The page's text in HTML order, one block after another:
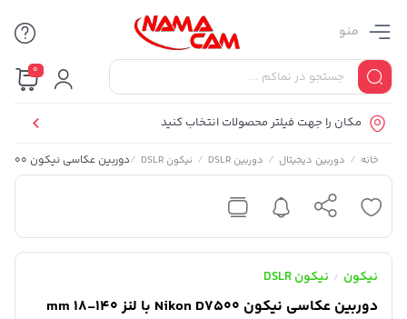
منو
0
مکان را جهت فیلتر محصولات انتخاب کنید
خانه / دوربین دیجیتال / دوربین DSLR / نیکون DSLR /دوربین عکاسی نیکون Nikon D7500 با لنز 140-18 mm
نیکون / نیکون DSLR
دوربین عکاسی نیکون Nikon D7500 با لنز 140-18 mm